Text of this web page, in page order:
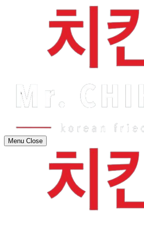
Menu Close